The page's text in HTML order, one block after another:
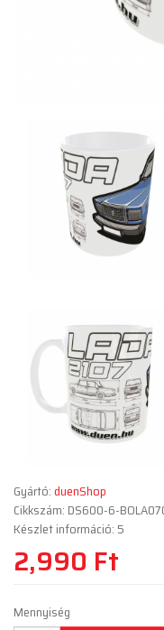
Gyártó:duenShop
Cikkszám: DS600-6-
Készlet információ: 5
2,990 Ft
Mennyiség